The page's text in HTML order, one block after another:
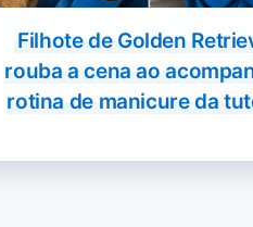
Filhote de Golden
rouba a cena ao
rotina de manicure da